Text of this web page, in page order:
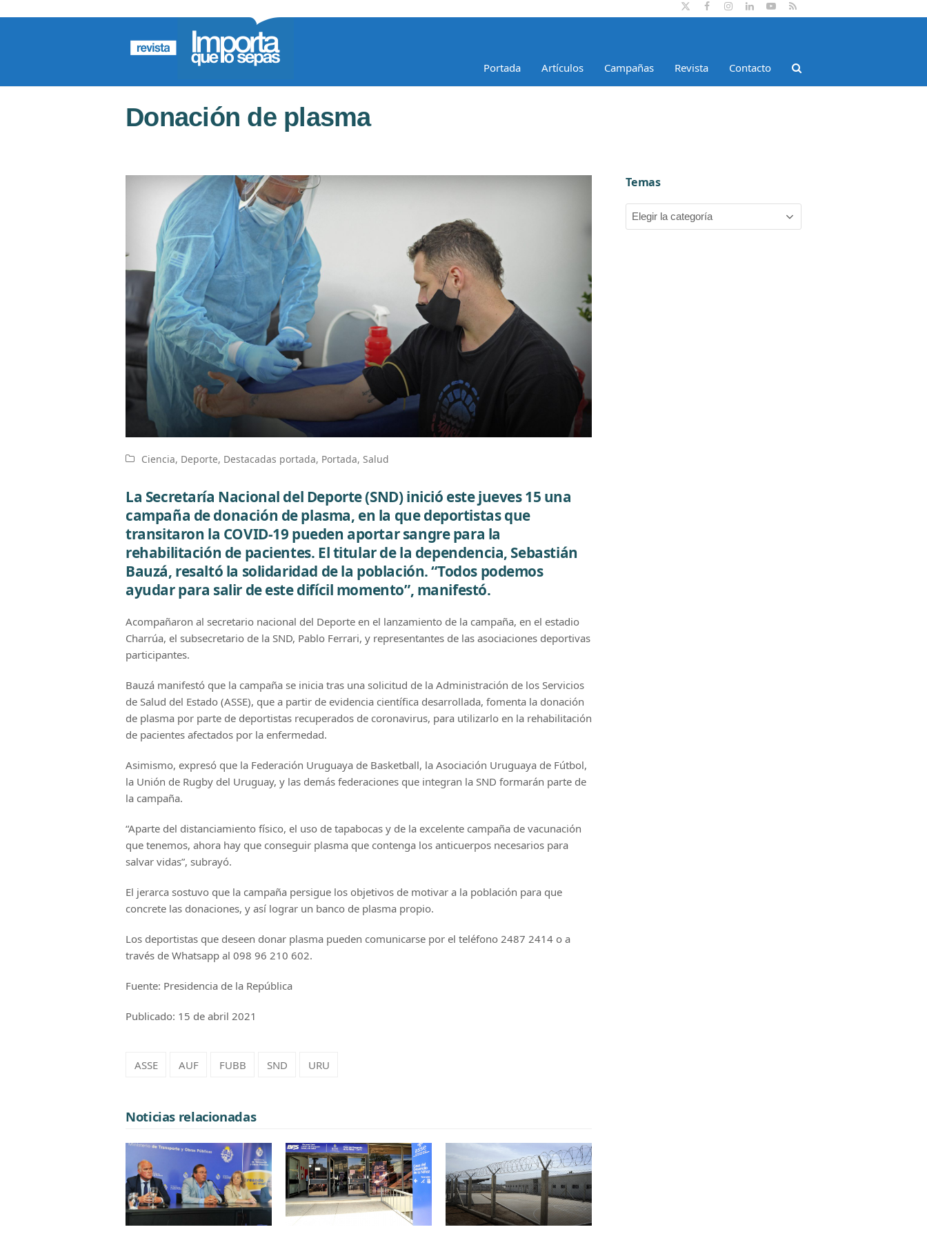
TwitterFacebookInstagram
LinkedIn
YouTube
RSS
Portada Artículos Campañas Revista Contacto
Donación de plasma
Ciencia, Deporte, Destacadas portada, Portada, Salud
La Secretaría Nacional del Deporte (SND) inició este jueves 15 una
campaña de donación de plasma, en la que deportistas que
transitaron la COVID-19 pueden aportar sangre para la
rehabilitación de pacientes. El titular de la dependencia, Sebastián
Bauzá, resaltó la solidaridad de la población. “Todos podemos
ayudar para salir de este difícil momento”, manifestó.
Acompañaron al secretario nacional del Deporte en el lanzamiento de la campaña, en el estadio
Charrúa, el subsecretario de la SND, Pablo Ferrari, y representantes de las asociaciones deportivas
participantes.
Bauzá manifestó que la campaña se inicia tras una solicitud de la Administración de los Servicios
de Salud del Estado (ASSE), que a partir de evidencia científica desarrollada, fomenta la donación
de plasma por parte de deportistas recuperados de coronavirus, para utilizarlo en la rehabilitación
de pacientes afectados por la enfermedad.
Asimismo, expresó que la Federación Uruguaya de Basketball, la Asociación Uruguaya de Fútbol,
la Unión de Rugby del Uruguay, y las demás federaciones que integran la SND formarán parte de
la campaña.
“Aparte del distanciamiento físico, el uso de tapabocas y de la excelente campaña de vacunación
que tenemos, ahora hay que conseguir plasma que contenga los anticuerpos necesarios para
salvar vidas”, subrayó.
El jerarca sostuvo que la campaña persigue los objetivos de motivar a la población para que
concrete las donaciones, y así lograr un banco de plasma propio.
Los deportistas que deseen donar plasma pueden comunicarse por el teléfono 2487 2414 o a
través de Whatsapp al 098 96 210 602.
Fuente: Presidencia de la República
Publicado: 15 de abril 2021
ASSE AUF FUBB SND URU
Noticias relacionadas
Temas
Temas